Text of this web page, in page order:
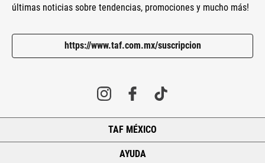
últimas noticias sobre tendencias, promociones y mucho más!
https://www.taf.com.mx/suscripcion
TAF MÉXICO
AYUDA